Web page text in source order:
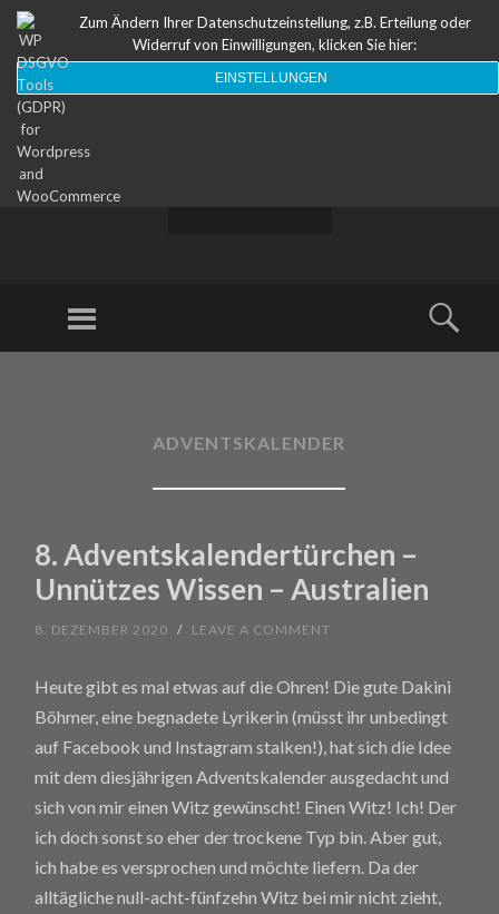
ODEON
Menu
ADVENTSKALENDER
8. Adventskalendertürchen –
Unnützes Wissen – Australien
8. DEZEMBER 2020 / LEAVE A COMMENT
Heute gibt es mal etwas auf die Ohren! Die gute Dakini
Böhmer, eine begnadete Lyrikerin (müsst ihr unbedingt
auf Facebook und Instagram stalken!), hat sich die Idee
mit dem diesjährigen Adventskalender ausgedacht und
sich von mir einen Witz gewünscht! Einen Witz! Ich! Der
ich doch sonst so eher der trockene Typ bin. Aber gut,
ich habe es versprochen und möchte liefern. Da der
alltägliche null-acht-fünfzehn Witz bei mir nicht zieht,
Zum Ändern Ihrer Datenschutzeinstellung, z.B. Erteilung oder
Widerruf von Einwilligungen, klicken Sie hier:
EINSTELLUNGEN